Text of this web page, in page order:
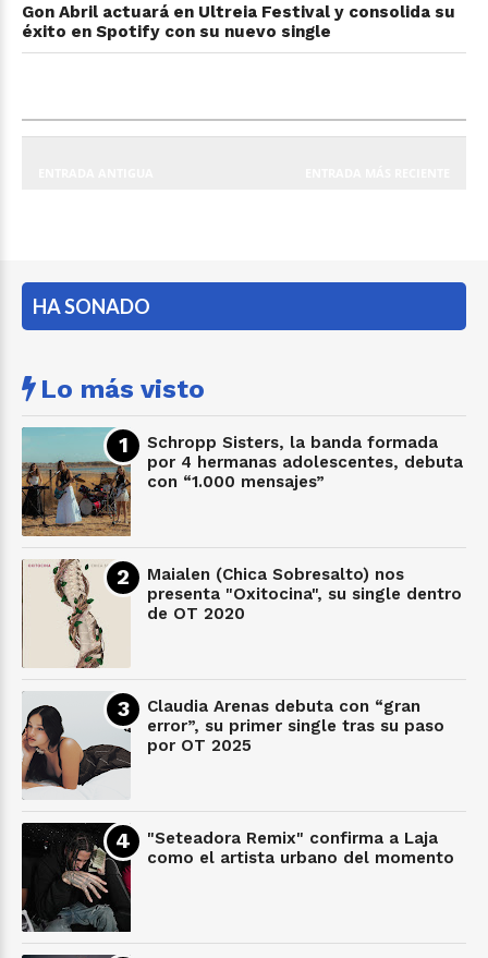
Gon Abril actuará en Ultreia Festival y consolida su
éxito en Spotify con su nuevo single
HA SONADO
Lo más visto
Schropp Sisters, la banda formada
por 4 hermanas adolescentes, debuta
con “1.000 mensajes”
Maialen (Chica Sobresalto) nos
presenta "Oxitocina", su single dentro
de OT 2020
Claudia Arenas debuta con “gran
error”, su primer single tras su paso
por OT 2025
"Seteadora Remix" confirma a Laja
como el artista urbano del momento